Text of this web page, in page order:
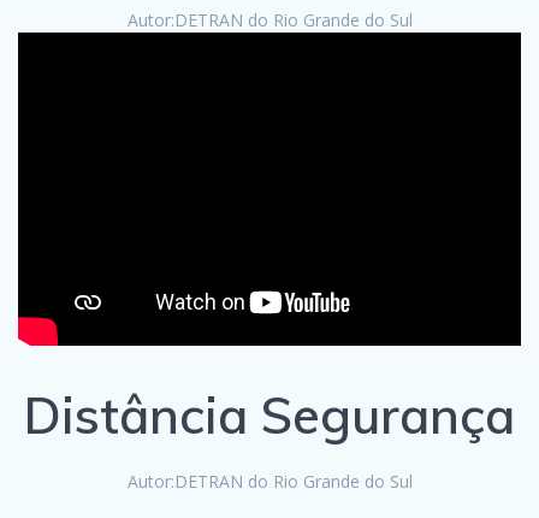
Autor:DETRAN do Rio Grande do Sul
Distância Segurança
Autor:DETRAN do Rio Grande do Sul